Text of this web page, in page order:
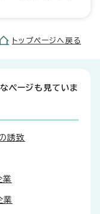
トップページへ戻る
ページも見ていま
誘致
業
業